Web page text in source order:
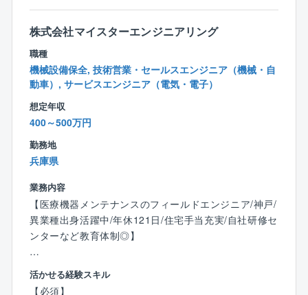
毎年黒字経営を続けています。
固有の土木技術（ミニシールド工法、DXR工法、ダン
ビー工法、エンビコ式浄水システム）
をもち、地域に根ざした工事から国家的なプロジェク
トまで、案件は多岐にわたります。
土木事業のほか、民間の生産施設、居住施設、公共施
設等を手掛ける建築事業、
建物の解体工事、アスベストの除去、除染事業への参
東北地方の災害復興にも貢献しています。
【注力分野】
日本で初めて水処理工事の海外案件に携わって以来、
海外事業の歴史は60年にのぼります。
カンボジア、アフガニスタン、台湾など各国の上下水
道のライフライン整備に貢献しており、
の勲章を受章しています。
現在も数年にわたる大型案件「ヤンゴン都市圏上水整
株式会社マイスターエンジニアリング
職種
機械設備保全, 技術営業・セールスエンジニア（機械・自
動車）, サービスエンジニア（電気・電子）
想定年収
400～500万円
勤務地
兵庫県
業務内容
【医療機器メンテナンスのフィールドエンジニア/神戸/
異業種出身活躍中/年休121日/住宅手当充実/自社研修セ
ンターなど教育体制◎】
【業務内容】
大手医療機器メーカーの医療機器メンテナンスを担当
活かせる経験スキル
【必須】